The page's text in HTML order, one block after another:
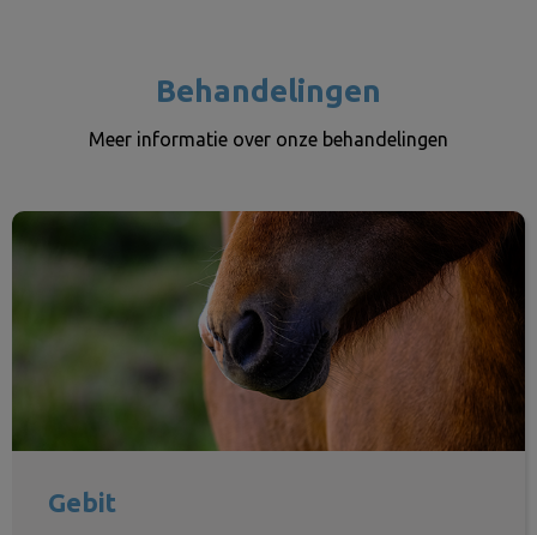
Behandelingen
Meer informatie over onze behandelingen
Gebit
Gebit